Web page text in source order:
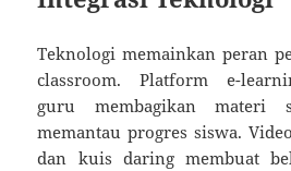
Teknologi memainkan peran
classroom. Platform e-
guru membagikan materi
memantau progres siswa.
dan kuis daring membuat